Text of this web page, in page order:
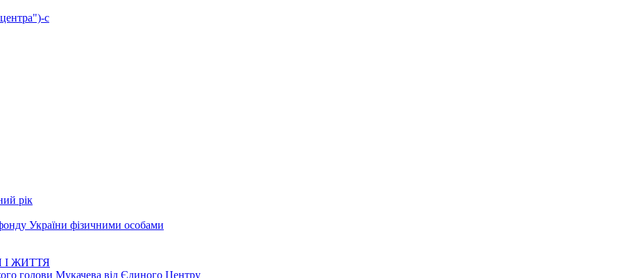
с
рік
України фізичними особами
І ЖИТТЯ
голови Мукачева від Єдиного Центру